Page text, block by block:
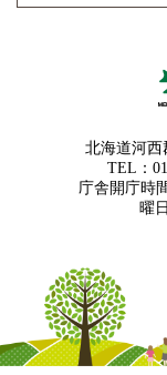
北海道河
TEL：
庁舎開庁時
曜